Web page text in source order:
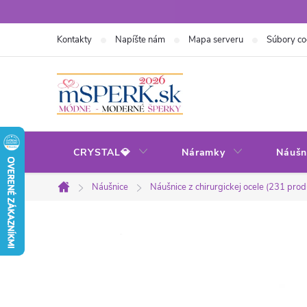
na
Kontakty Napíšte nám Mapa serveru Súbory
CRYSTAL💎 Náramky
Domov
Náušnice Náušnice z chirurgickej ocele (231